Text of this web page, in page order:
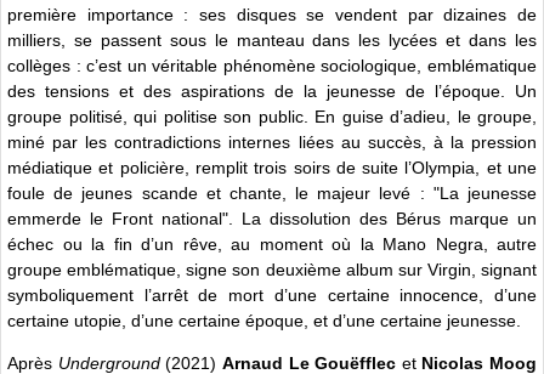
première importance : ses disques se vendent par dizaines de
milliers, se passent sous le manteau dans les lycées et dans les
collèges : c’est un véritable phénomène sociologique, emblématique
des tensions et des aspirations de la jeunesse de l’époque. Un
groupe politisé, qui politise son public. En guise d’adieu, le groupe,
miné par les contradictions internes liées au succès, à la pression
médiatique et policière, remplit trois soirs de suite l’Olympia, et une
foule de jeunes scande et chante, le majeur levé : "La jeunesse
emmerde le Front national". La dissolution des Bérus marque un
échec ou la fin d’un rêve, au moment où la Mano Negra, autre
groupe emblématique, signe son deuxième album sur Virgin, signant
symboliquement l’arrêt de mort d’une certaine innocence, d’une
certaine utopie, d’une certaine époque, et d’une certaine jeunesse.
Après Underground(2021) Arnaud Le Gouëfflec et Nicolas Moog